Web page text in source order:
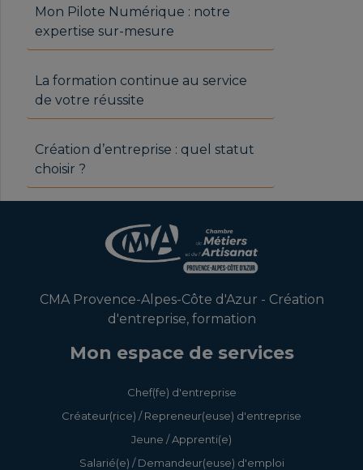
Mon Pilote Numérique : notre
expertise sur-mesure
La formation continue au service
de votre réussite
Création d’entreprise : quel statut
choisir ?
CMA Provence-Alpes-Côte d'Azur - Création
d'entreprise, formation
Mon espace de services
Chef(fe) d'entreprise
Créateur(rice) / Repreneur(euse) d'entreprise
Jeune / Apprenti(e)
Salarié(e) / Demandeur(euse) d'emploi